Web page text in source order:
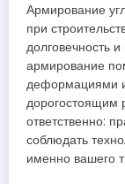
Армирование
при
долговечность
армирование
деформациями и
дорогостоящим
ответственно:
соблюдать
именно вашего